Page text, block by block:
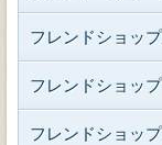
フレンドショッ
フレンドショッ
フレンドショッ